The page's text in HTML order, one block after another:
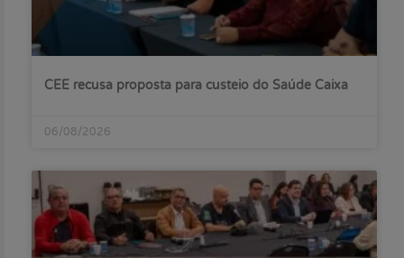
CEE recusa proposta para custeio do Saúde Caixa
06/08/2026